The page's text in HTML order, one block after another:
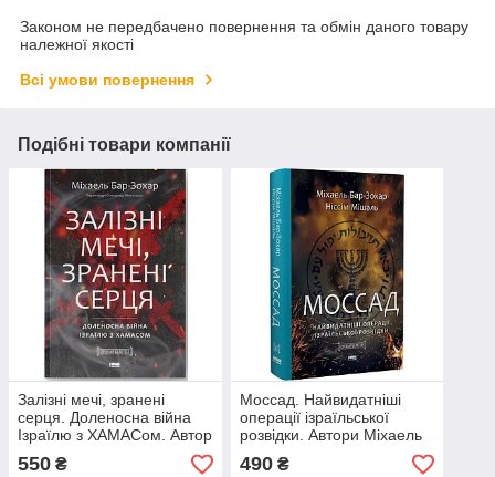
Законом не передбачено повернення та обмін даного товару
належної якості
Всі умови повернення
Подібні товари компанії
Залізні мечі, зранені
серця. Доленосна війна
Ізраїлю з ХАМАСом. Автор
Міхаель Бар-Зохар
550 ₴
Моссад. Найвидатніші
операції ізраїльської
розвідки. Автори Міхаель
Бар-Зохар, Ніссім Мішаль
490₴